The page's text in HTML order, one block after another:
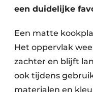
een duidelijke
Een matte
Het oppervlak
zachter en blijft
ook tijdens
materialen en